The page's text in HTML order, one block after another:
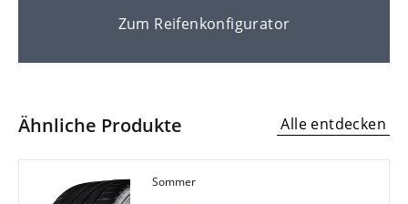
Zum Reifenkonfigurator
Ähnliche Produkte Alle entdecken
Sommer